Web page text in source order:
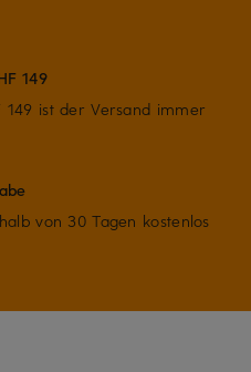
149
ist der Versand immer
von 30 Tagen kostenlos